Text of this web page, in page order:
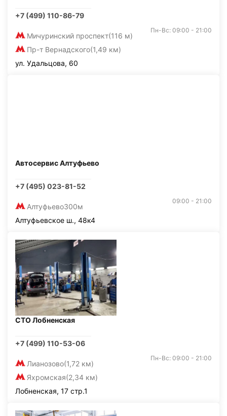
+7 (499) 110-86-79
Мичуринский проспект(116 м)
Пр-т Вернадского(1,49 км)
Пн-Вс: 09:00 - 21:00
ул. Удальцова, 60
Автосервис Алтуфьево
+7 (495) 023-81-52
Алтуфьево300м
09:00 - 21:00
Алтуфьевское ш., 48к4
СТО Лобненская
+7 (499) 110-53-06
Лианозово(1,72 км)
Яхромская(2,34 км)
Пн-Вс: 09:00 - 21:00
Лобненская, 17 стр.1